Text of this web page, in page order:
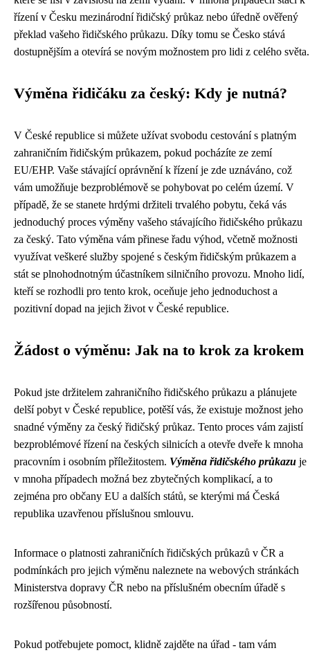
řízení v Česku mezinárodní řidičský průkaz nebo úředně ověřený
překlad vašeho řidičského průkazu. Díky tomu se Česko stává
dostupnějším a otevírá se novým možnostem pro lidi z celého světa.
Výměna řidičáku za český: Kdy je nutná?
V České republice si můžete užívat svobodu cestování s platným
zahraničním řidičským průkazem, pokud pocházíte ze zemí
EU/EHP. Vaše stávající oprávnění k řízení je zde uznáváno, což
vám umožňuje bezproblémově se pohybovat po celém území. V
případě, že se stanete hrdými držiteli trvalého pobytu, čeká vás
jednoduchý proces výměny vašeho stávajícího řidičského průkazu
za český. Tato výměna vám přinese řadu výhod, včetně možnosti
využívat veškeré služby spojené s českým řidičským průkazem a
stát se plnohodnotným účastníkem silničního provozu. Mnoho lidí,
kteří se rozhodli pro tento krok, oceňuje jeho jednoduchost a
pozitivní dopad na jejich život v České republice.
Žádost o výměnu: Jak na to krok za krokem
Pokud jste držitelem zahraničního řidičského průkazu a plánujete
delší pobyt v České republice, potěší vás, že existuje možnost jeho
snadné výměny za český řidičský průkaz. Tento proces vám zajistí
bezproblémové řízení na českých silnicích a otevře dveře k mnoha
pracovním i osobním příležitostem. Výměna řidičského průkazu je
v mnoha případech možná bez zbytečných komplikací, a to
zejména pro občany EU a dalších států, se kterými má Česká
republika uzavřenou příslušnou smlouvu.
Informace o platnosti zahraničních řidičských průkazů v ČR a
podmínkách pro jejich výměnu naleznete na webových stránkách
Ministerstva dopravy ČR nebo na příslušném obecním úřadě s
rozšířenou působností.
Pokud potřebujete pomoct, klidně zajděte na úřad - tam vám